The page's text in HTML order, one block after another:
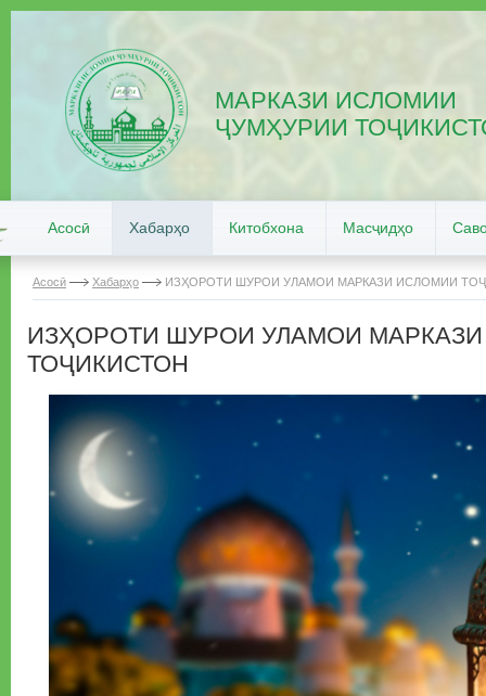
МАРКАЗИ ИСЛОМИИ
ҶУМҲУРИИ
Асосӣ Хабарҳо Китобхона Масҷидҳо
Асосӣ Хабарҳо ИЗҲОРОТИ ШУРОИ УЛАМОИ МАРКАЗИ ИСЛОМИИ
ИЗҲОРОТИ ШУРОИ УЛАМОИ
ТОҶИКИСТОН